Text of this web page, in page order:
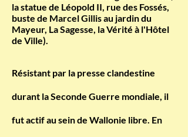
la statue de Léopold II, rue des Fossés,
buste de Marcel Gillis au jardin du
Mayeur, La Sagesse, la Vérité à l'Hôtel
de Ville).
Résistant par la presse clandestine
durant la Seconde Guerre mondiale, il
fut actif au sein de Wallonie libre. En